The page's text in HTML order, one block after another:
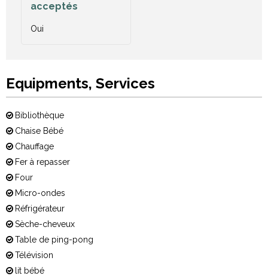
acceptés
Oui
Equipments, Services
Bibliothèque
Chaise Bébé
Chauffage
Fer à repasser
Four
Micro-ondes
Réfrigérateur
Sèche-cheveux
Table de ping-pong
Télévision
lit bébé